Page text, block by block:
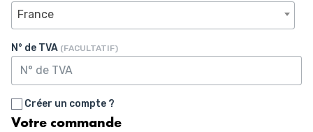
France
N° de TVA (FACULTATIF)
Créer un compte ?
Votre commande